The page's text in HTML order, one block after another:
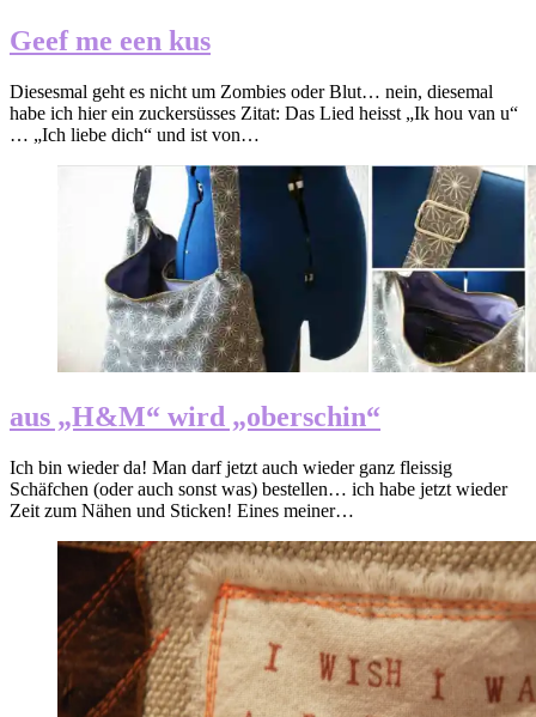
Geef me een kus
Diesesmal geht es nicht um Zombies oder Blut… nein, diesemal
habe ich hier ein zuckersüsses Zitat: Das Lied heisst „Ik hou van u“
… „Ich liebe dich“ und ist von…
aus „H&M“ wird „oberschin“
Ich bin wieder da! Man darf jetzt auch wieder ganz fleissig
Schäfchen (oder auch sonst was) bestellen… ich habe jetzt wieder
Zeit zum Nähen und Sticken! Eines meiner…